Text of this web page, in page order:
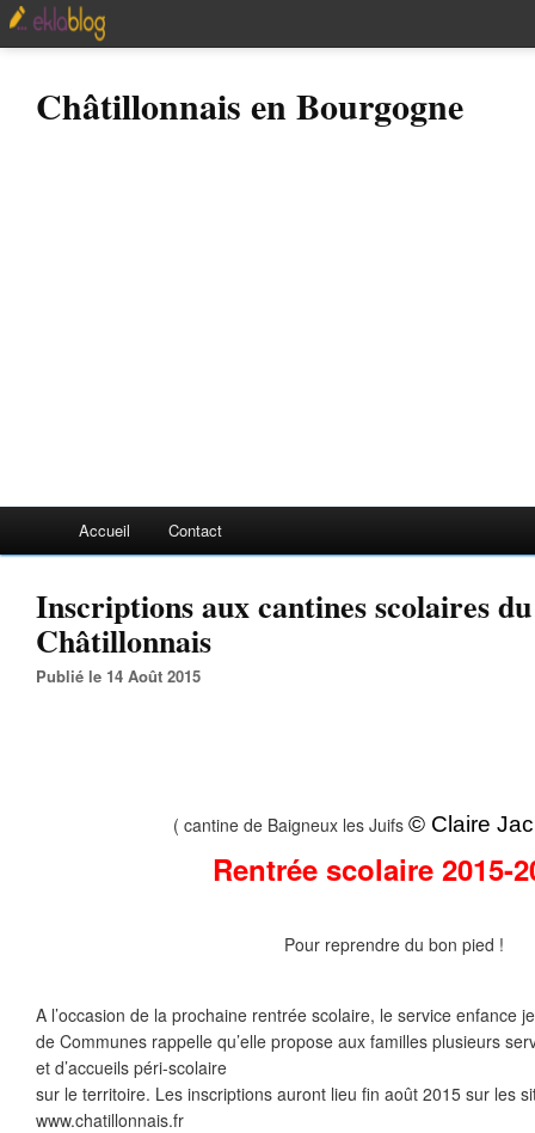
Châtillonnais en Bourgogne
Accueil Contact
Inscriptions aux cantines scolaires du
Châtillonnais
Publié le 14 Août 2015
( cantine de Baigneux les Juifs © Claire
Rentrée scolaire 2015-
Pour reprendre du bon pied !
A l’occasion de la prochaine rentrée scolaire, le service enfance
de Communes rappelle qu’elle propose aux familles plusieurs
et d’accueils péri-scolaire
sur le territoire. Les inscriptions auront lieu fin août 2015 sur les
www.chatillonnais.fr